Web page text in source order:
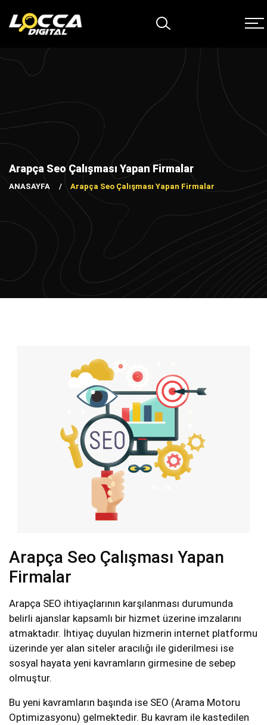
Arapça Seo Çalışması Yapan Firmalar
ANASAYFA Arapça Seo Çalışması Yapan Firmalar
Arapça Seo Çalışması Yapan
Firmalar
Arapça SEO ihtiyaçlarının karşılanması durumunda
belirli ajanslar kapsamlı bir hizmet üzerine imzalarını
atmaktadır. İhtiyaç duyulan hizmerin internet platformu
üzerinde yer alan siteler aracılığı ile giderilmesi ise
sosyal hayata yeni kavramların girmesine de sebep
olmuştur.
Bu yeni kavramların başında ise SEO (Arama Motoru
Optimizasyonu) gelmektedir. Bu kavram ile kastedilen